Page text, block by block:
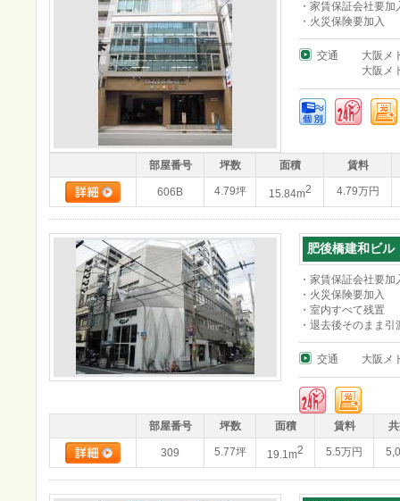
・家賃保証会社要加
・火災保険要加入
交通
大阪メ
大阪メ
部屋番号 坪数 面積 賃料
606B 4.79坪 15.84m2 4.79万円
肥後橋建和ビル
・家賃保証会社要加
・火災保険要加入
・室内すべて残置
・退去後そのまま引
交通 大阪メ
部屋番号 坪数 面積 賃料
309 5.77坪 19.1m2 5.5万円